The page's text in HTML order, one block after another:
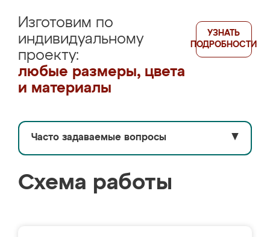
Изготовим по
индивидуальному
проекту:
любые размеры, цвета
и материалы
УЗНАТЬ
ПОДРОБНОСТИ
Часто задаваемые вопросы ▼
Схема работы